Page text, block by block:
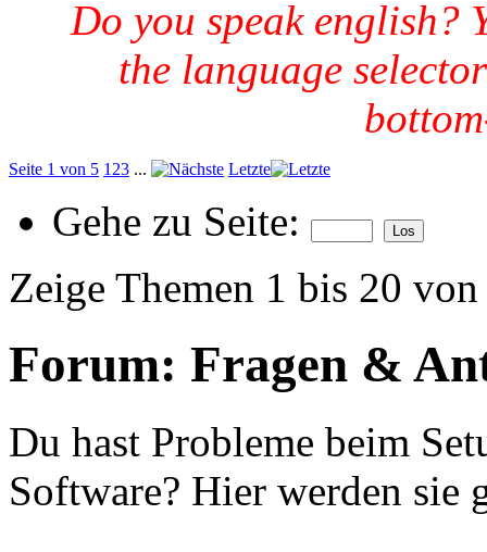
Do you speak english?
the language
Seite 1 von 5 1 23 ... Letzte
Gehe zu Seite:
Zeige Themen 1 bis 20
Forum: Fragen &
Du hast Probleme beim
Software? Hier werden sie